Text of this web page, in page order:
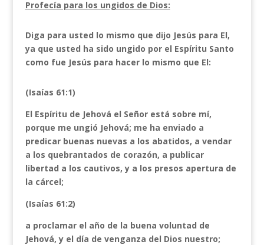
Profecía para los ungidos de Dios:
Diga para usted lo mismo que dijo Jesús para El,
ya que usted ha sido ungido por el Espíritu Santo
como fue Jesús para hacer lo mismo que El:
(Isaías 61:1)
El Espíritu de Jehová el Señor está sobre mí,
porque me ungió Jehová; me ha enviado a
predicar buenas nuevas a los abatidos, a vendar
a los quebrantados de corazón, a publicar
libertad a los cautivos, y a los presos apertura de
la cárcel;
(Isaías 61:2)
a proclamar el año de la buena voluntad de
Jehová, y el día de venganza del Dios nuestro;